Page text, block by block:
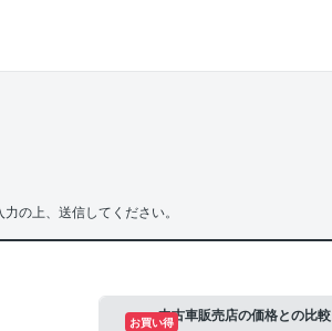
の上、送信してください。
中古車販売店の価格との比較
お買い得